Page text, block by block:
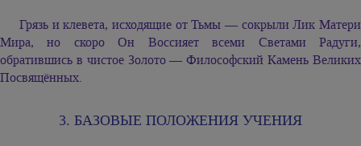
Грязь и клевета, исходящие от Тьмы — сокрыли Лик Матери
Мира, но скоро Он Воссияет всеми Светами Радуги,
обратившись в чистое Золото — Философский Камень Великих
Посвящённых.
3. БАЗОВЫЕ ПОЛОЖЕНИЯ УЧЕНИЯ